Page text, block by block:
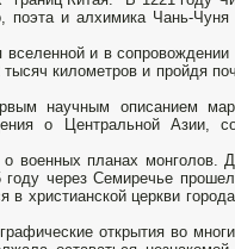
поэта и алхимика Чань-
и в сопровождении
километров и пройдя
научным описанием
о Центральной Азии,
военных планах монголов.
через Семиречье
христианской церкви
открытия во